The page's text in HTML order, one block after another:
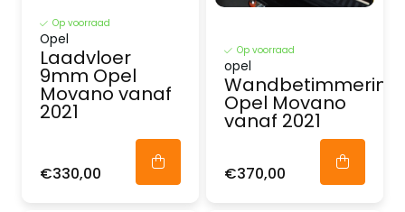
Op voorraad
Opel
Laadvloer
9mm Opel
Movano vanaf
2021
€330,00
Op voorraad
opel
Wandbetimmering
Opel Movano
vanaf 2021
€370,00